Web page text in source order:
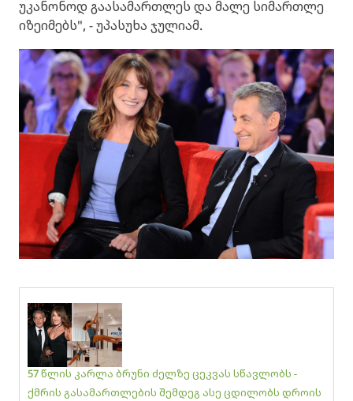
უკანონოდ გაასამართლეს და მალე სიმართლე
იზეიმებს", - უპასუხა ჯულიამ.
57 წლის კარლა ბრუნი ძელზე ცეკვას სწავლობს -
ქმრის გასამართლების შემდეგ ასე ცდილობს დროის